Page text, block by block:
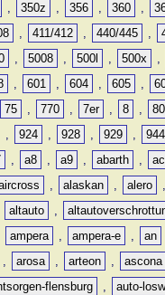
,
350z , 356 , 360 ,
, 411/412 , 440/445 ,
, 5008 , 500l , 500x ,
, 601 , 604 , 605 ,
75
, 770 , 7er , 8 , 80
,
924 , 928 , 929 , 944
, a8 , a9 , abarth ,
, alaskan , alero ,
altauto ,
ampera , ampera-e , an
,
arosa , arteon , ascona
flensburg
, auto-